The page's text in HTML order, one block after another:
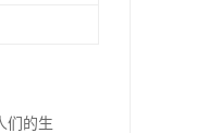
们的生